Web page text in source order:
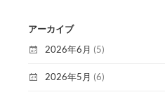
アーカイブ
2026年6月 (5)
2026年5月 (6)